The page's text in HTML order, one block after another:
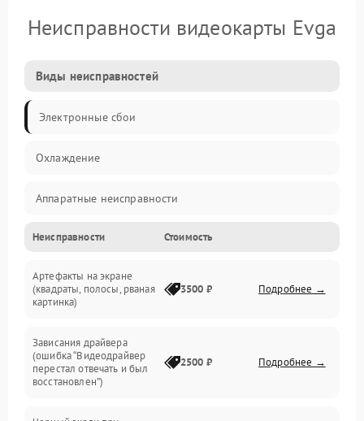
Неисправности видеокарты Evga
Виды неисправностей
Электронные сбои
Охлаждение
Аппаратные неисправности
Перегрев и термопроблемы
Видео
Интерфейсные и коммуникационные проблемы
Неисправности Стоимость
Артефакты на экране
(квадраты, полосы, рваная
картинка)
3500 ₽ Подробнее →
Зависания драйвера
(ошибка “Видеодрайвер
перестал отвечать и был
восстановлен”)
2500 ₽ Подробнее →